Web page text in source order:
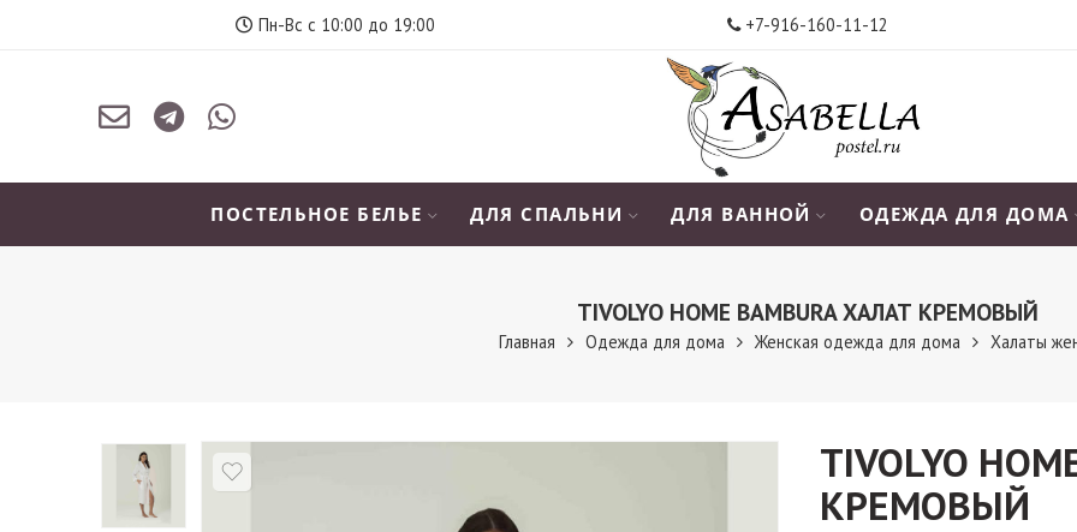
Пн-Вс с 10:00 до 19:00 +7-916-160-11-12
ПОСТЕЛЬНОЕ БЕЛЬЕ ДЛЯ СПАЛЬНИ ДЛЯ ВАННОЙ ОДЕЖДА ДЛЯ ДОМА
TIVOLYO HOME BAMBURA ХАЛАТ КРЕМОВЫЙ
Главная Одежда для дома Женская одежда для дома Халаты
TIVOLYO
КРЕМОВЫЙ